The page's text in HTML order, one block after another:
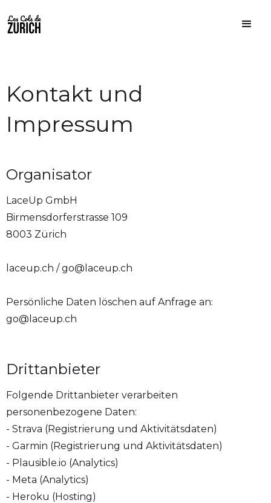
Kontakt und
Impressum
Organisator
LaceUp GmbH
Birmensdorferstrasse 109
8003 Zürich
laceup.ch / go@laceup.ch
Persönliche Daten löschen auf Anfrage an:
go@laceup.ch
Drittanbieter
Folgende Drittanbieter verarbeiten
personenbezogene Daten:
- Strava (Registrierung und Aktivitätsdaten)
- Garmin (Registrierung und Aktivitätsdaten)
- Plausible.io (Analytics)
- Meta (Analytics)
- Heroku (Hosting)